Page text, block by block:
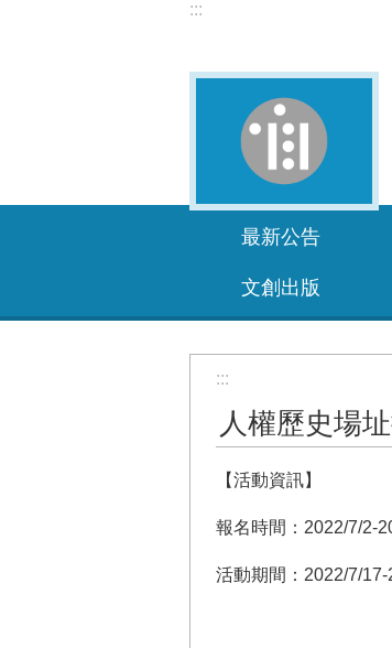
:::
最新公告
文創出版
:::
人權歷史場
【活動資訊】
報名時間：2022/7/2-
活動期間：2022/7/